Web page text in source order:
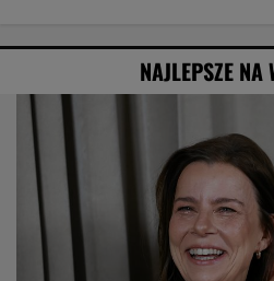
NAJLEPSZE NA